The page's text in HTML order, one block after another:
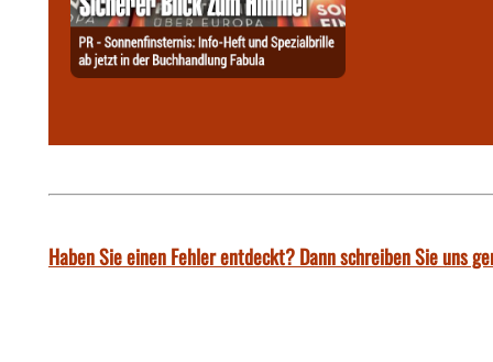
Haben Sie einen Fehler entdeckt? Dann schreiben Sie uns